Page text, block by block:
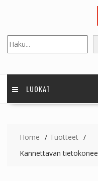
LUOKAT
Home
Tuotteet
Kannettavan